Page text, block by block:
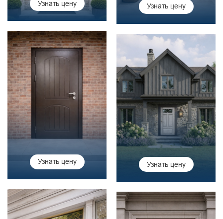
Узнать цену
Узнать цену
Узнать цену Узнать цену